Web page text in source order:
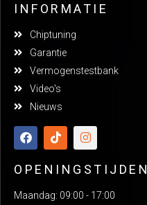
INFORMATIE
Chiptuning
Garantie
Vermogenstestbank
Video's
Nieuws
OPENINGSTIJDEN
Maandag: 09:00 - 17:00